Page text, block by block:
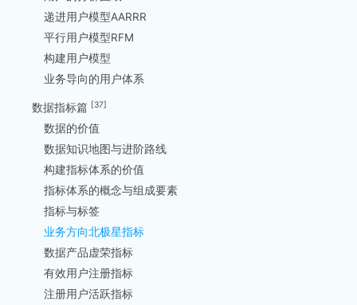
递进用户模型AARRR
平行用户模型RFM
构建用户模型
业务导向的用户体系
数据指标篇 [37]
数据的价值
数据知识地图与进阶路线
构建指标体系的价值
指标体系的概念与组成要素
指标与标签
业务方向北极星指标
数据产品虚荣指标
有效用户注册指标
注册用户活跃指标